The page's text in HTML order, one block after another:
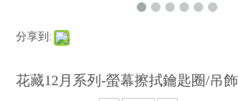
分享到:
花藏12月系列-螢幕擦拭鑰匙圈/吊飾